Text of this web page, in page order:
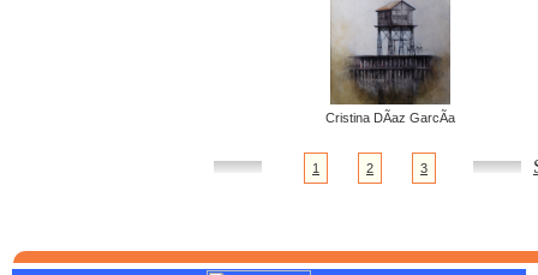
Cristina DÃ­az GarcÃ­a
1 2 3